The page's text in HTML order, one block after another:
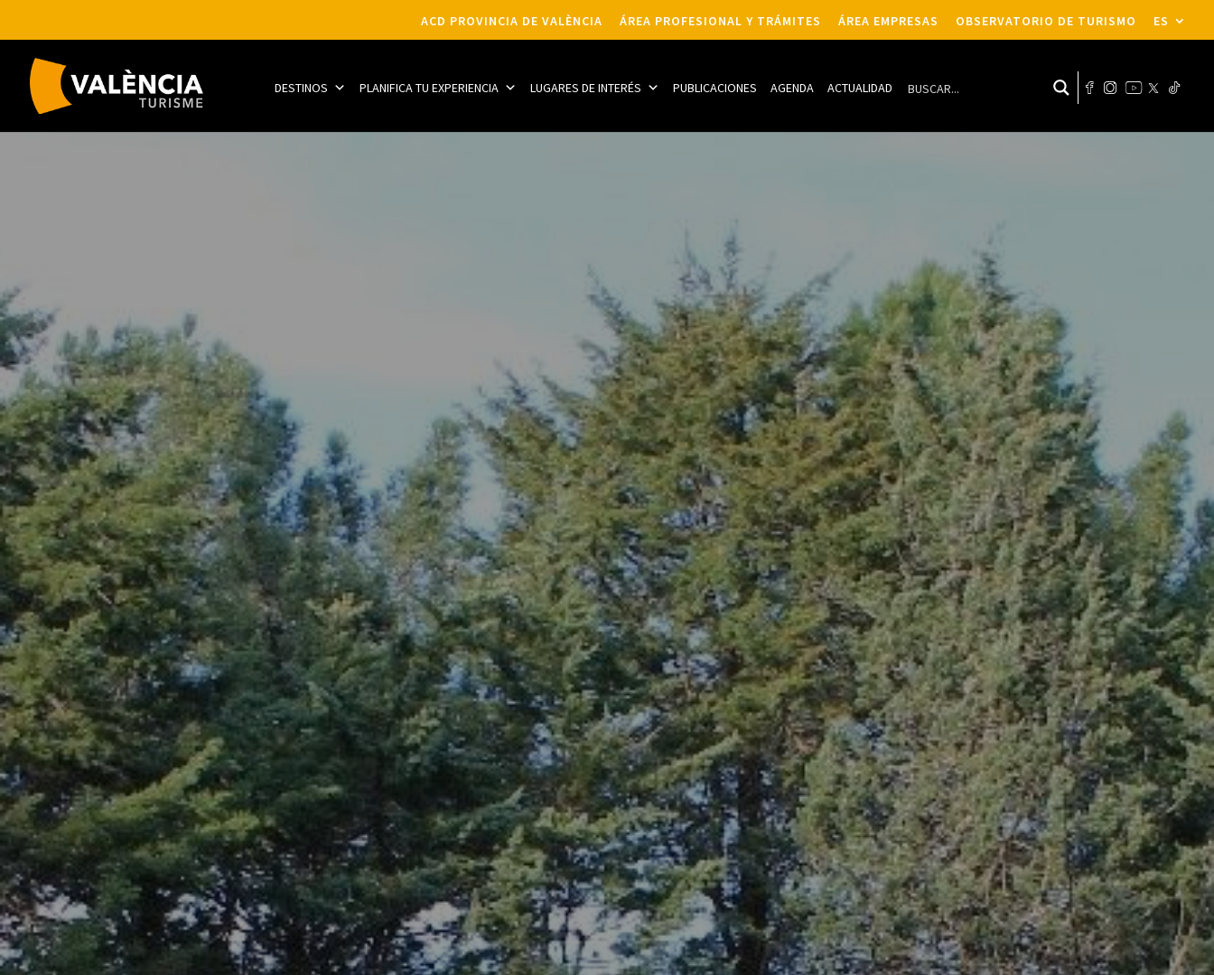
ACD PROVINCIA DE VALÈNCIA ÁREA PROFESIONAL Y TRÁMITES ÁREA EMPRESAS OBSERVATORIO DE TURISMO ES
DESTINOS PLANIFICA TU EXPERIENCIA LUGARES DE INTERÉS PUBLICACIONES AGENDA ACTUALIDAD